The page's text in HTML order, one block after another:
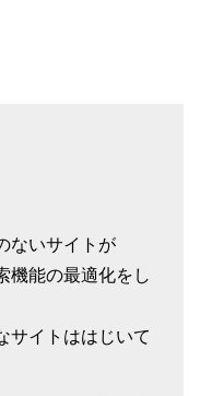
ないサイトが
機能の最適化をし
サイトははじいて